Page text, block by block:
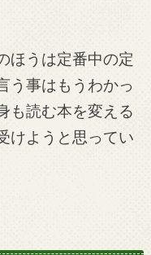
ほうは定番中の定
う事はもうわかっ
も読む本を変える
けようと思ってい